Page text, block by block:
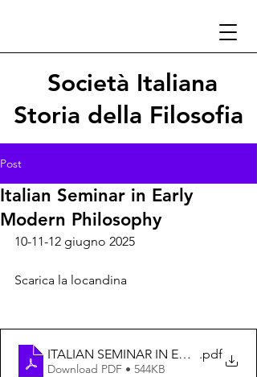
Società Italiana
Storia della Filosofia
Post
Italian Seminar in Early
Modern Philosophy
10-11-12 giugno 2025
Scarica la locandina
ITALIAN SEMINAR IN EARLY.pdf
Download PDF • 544KB